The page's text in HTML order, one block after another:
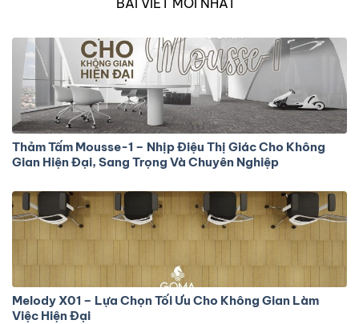
BÀI VIẾT MỚI NHẤT
Thảm Tấm Mousse-1 – Nhịp Điệu Thị Giác Cho Không
Gian Hiện Đại, Sang Trọng Và Chuyên Nghiệp
Melody X01 – Lựa Chọn Tối Ưu Cho Không Gian Làm
Việc Hiện Đại